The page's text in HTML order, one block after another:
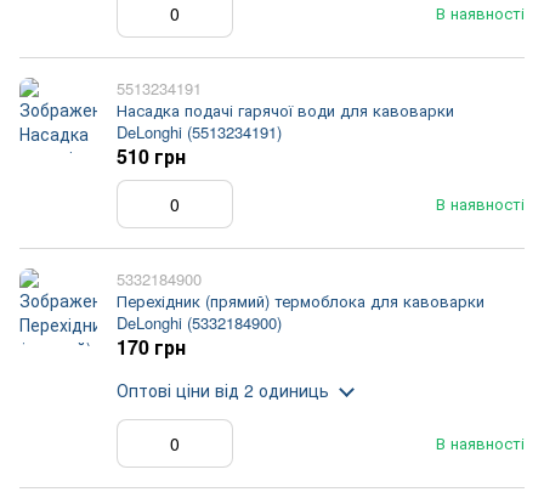
В наявності
5513234191
Насадка подачі гарячої води для кавоварки
DeLonghi (5513234191)
В наявності
510 грн
5332184900
Перехідник (прямий) термоблока для кавоварки
DeLonghi (5332184900)
В наявності
170 грн
Оптові ціни від 2 одиниць